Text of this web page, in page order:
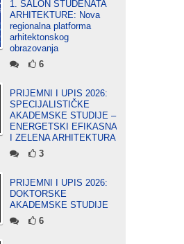
1. SALON STUDENATA
ARHITEKTURE: Nova
regionalna platforma
arhitektonskog
obrazovanja
6
PRIJEMNI I UPIS 2026:
SPECIJALISTIČKE
AKADEMSKE STUDIJE –
ENERGETSKI EFIKASNA
I ZELENA ARHITEKTURA
3
PRIJEMNI I UPIS 2026:
DOKTORSKE
AKADEMSKE STUDIJE
6